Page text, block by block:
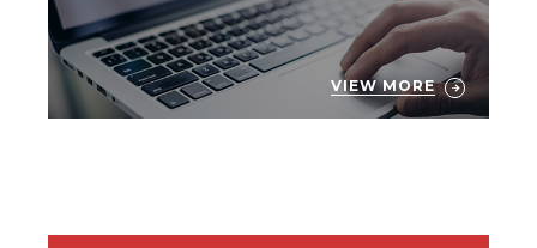
VIEW MORE